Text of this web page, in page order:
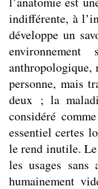
indifférente, à
développe un
anthropologique,
personne, mais
deux ; la
considéré
essentiel certes
le rend inutile. Le
les usages
humainement